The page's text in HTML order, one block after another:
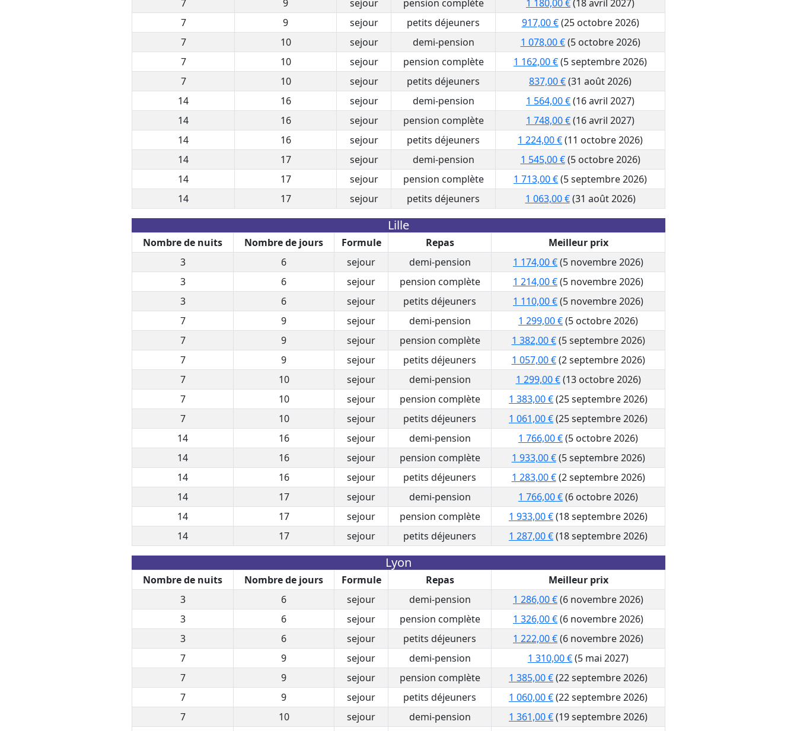
7
9 sejour pension complète 1 180,00 €(18 avril 2027)
7
9 sejour petits déjeuners 917,00 €(25 octobre 2026)
7
10 sejour demi-pension 1 078,00 €(5 octobre 2026)
7
10 sejour pension complète 1 162,00 €(5 septembre 2026)
7
10 sejour petits déjeuners 837,00 €(31 août 2026)
14
16 sejour demi-pension 1 564,00 €(16 avril 2027)
14
16 sejour pension complète 1 748,00 €(16 avril 2027)
14
16 sejour petits déjeuners 1 224,00 €(11 octobre 2026)
14
17 sejour demi-pension 1 545,00 €(5 octobre 2026)
14
17 sejour pension complète 1 713,00 €(5 septembre 2026)
14
17 sejour petits déjeuners 1 063,00 €(31 août 2026)
Lille
Nombre de nuits Nombre de jours Formule Repas
Meilleur prix
3
6 sejour demi-pension 1 174,00 €(5 novembre 2026)
3
6 sejour pension complète 1 214,00 €(5 novembre 2026)
3
6 sejour petits déjeuners 1 110,00 €(5 novembre 2026)
7
9 sejour demi-pension 1 299,00 €(5 octobre 2026)
7
9 sejour pension complète 1 382,00 €(5 septembre 2026)
7
9 sejour petits déjeuners 1 057,00 €(2 septembre 2026)
7
10 sejour demi-pension 1 299,00 €(13 octobre 2026)
7
10 sejour pension complète 1 383,00 €(25 septembre 2026)
7
10 sejour petits déjeuners 1 061,00 €(25 septembre 2026)
14
16 sejour demi-pension 1 766,00 €(5 octobre 2026)
14
16 sejour pension complète 1 933,00 €(5 septembre 2026)
14
16 sejour petits déjeuners 1 283,00 €(2 septembre 2026)
14
17 sejour demi-pension 1 766,00 €(6 octobre 2026)
14
17 sejour pension complète 1 933,00 €(18 septembre 2026)
14
17 sejour petits déjeuners 1 287,00 €(18 septembre 2026)
Lyon
Nombre de nuits Nombre de jours Formule Repas
Meilleur prix
3
6 sejour demi-pension 1 286,00 €(6 novembre 2026)
3
6 sejour pension complète 1 326,00 €(6 novembre 2026)
3
6 sejour petits déjeuners 1 222,00 €(6 novembre 2026)
7
9 sejour demi-pension 1 310,00 €(5 mai 2027)
7
9 sejour pension complète 1 385,00 €(22 septembre 2026)
7
9 sejour petits déjeuners 1 060,00 €(22 septembre 2026)
7
10 sejour demi-pension 1 361,00 €(19 septembre 2026)